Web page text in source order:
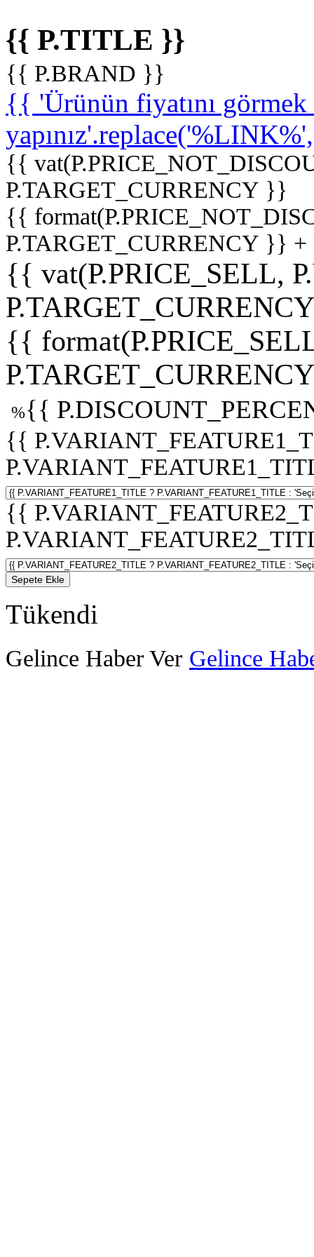
{{ P.TITLE }}
{{ P.BRAND }}
{{ 'Ürünün fiyatını
{{
P.TARGET_CURRENCY }}
{{
P.TARGET_CURRENCY }}
{{ vat(P.PRICE_SELL,
{{
%{{
{{
{{
Sepete Ekle
Tükendi
Gelince Haber Ver Gelince